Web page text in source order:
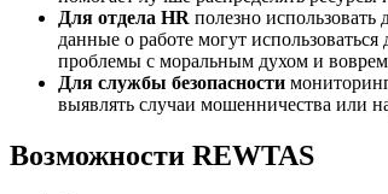
Для отдела HR полезно
данные о работе могут
проблемы с моральным духом и
Для службы безопасности
выявлять случаи мошенничества или
Возможности REWTAS